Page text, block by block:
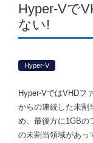
Hyper-Vで
ない!
Hyper-V
Hyper-VではVHDフ
からの連続した未割
め、最後方に1GBの
の未割当領域があっ